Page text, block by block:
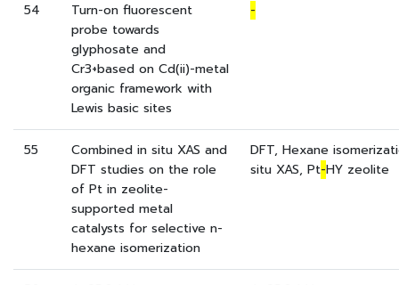
54
Turn-on fluorescent
probe towards
glyphosate and
Cr3+based on Cd(ii)-metal
organic framework with
Lewis basic sites
-
55
Combined in situ XAS and
DFT studies on the role
of Pt in zeolite-
supported metal
catalysts for selective n-
hexane isomerization
DFT, Hexane
situ XAS, Pt-HY zeolite